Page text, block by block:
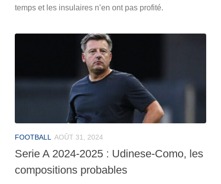
temps et les insulaires n’en ont pas profité.
FOOTBALL AOÛT 31, 2024
Serie A 2024-2025 : Udinese-Como, les
compositions probables